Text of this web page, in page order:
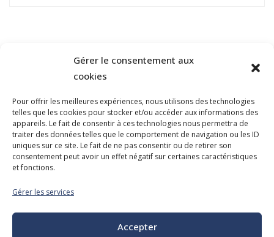
Gérer le consentement aux
cookies
Pour offrir les meilleures expériences, nous utilisons des technologies
telles que les cookies pour stocker et/ou accéder aux informations des
appareils. Le fait de consentir à ces technologies nous permettra de
traiter des données telles que le comportement de navigation ou les ID
uniques sur ce site. Le fait de ne pas consentir ou de retirer son
consentement peut avoir un effet négatif sur certaines caractéristiques
et fonctions.
Gérer les services
Accepter
NOUS JOINDRE
400, boulevard Jean-Lesage
Hall Est, bureau 535